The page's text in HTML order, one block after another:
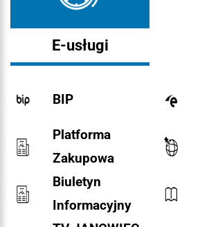
E-usługi
BIP
Platforma
Zakupowa
Biuletyn
Informacyjny